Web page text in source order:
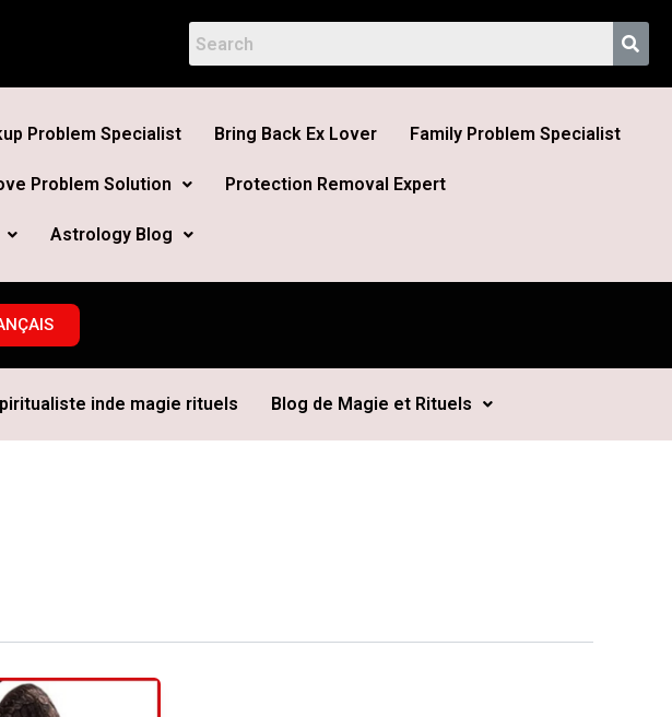
Problem Specialist Bring Back Ex Lover Family Problem Specialist
Problem Solution Protection Removal Expert
Astrology Blog
inde magie rituels Blog de Magie et Rituels